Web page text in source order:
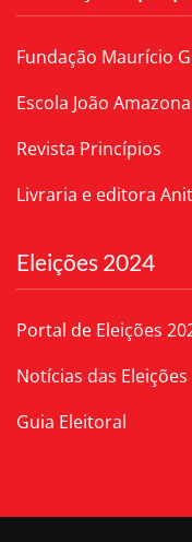
Fundação Maurício
Escola João
Revista Princípios
Livraria e editora
Eleições 2024
Portal de Eleições
Notícias das Eleições
Guia Eleitoral